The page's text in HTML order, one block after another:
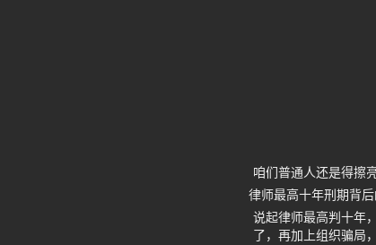
咱们普通人还是得擦
律师最高十年刑期背
说起律师最高判十年
了，再加上组织骗局